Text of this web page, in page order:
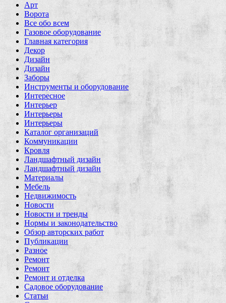
Арт
Ворота
Все обо всем
Газовое оборудование
Главная категория
Декор
Дизайн
Дизайн
Заборы
Инструменты и оборудование
Интересное
Интерьер
Интерьеры
Интерьеры
Каталог организаций
Коммуникации
Кровля
Ландшафтный дизайн
Ландшафтный дизайн
Материалы
Мебель
Недвижимость
Новости
Новости и тренды
Нормы и законодательство
Обзор авторских работ
Публикации
Разное
Ремонт
Ремонт
Ремонт и отделка
Садовое оборудование
Статьи